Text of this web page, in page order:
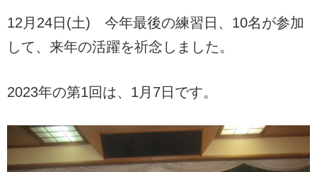
12月24日(土) 今年最後の練習日、10名が参加
して、来年の活躍を祈念しました。
2023年の第1回は、1月7日です。